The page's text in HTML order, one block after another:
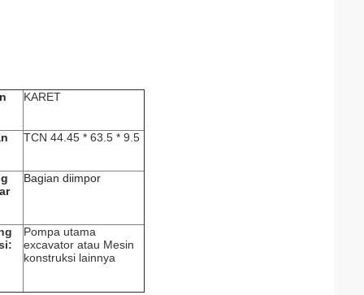
KARET
TCN 44.45 * 63.5 * 9.5
Bagian diimpor
Pompa utama
excavator atau Mesin
konstruksi lainnya